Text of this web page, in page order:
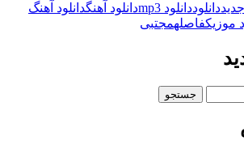
دانلوددانلود mp3 دانلود آهنگدانلود آهنگ
موزیکفاصلهمجتبی